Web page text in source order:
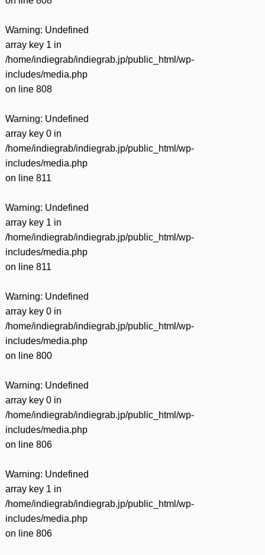
Warning: Undefined
array key 1 in
/home/indiegrab/indiegrab.jp/public_html/wp-
includes/media.php
on line 808
Warning: Undefined
array key 0 in
/home/indiegrab/indiegrab.jp/public_html/wp-
includes/media.php
on line 811
Warning: Undefined
array key 1 in
/home/indiegrab/indiegrab.jp/public_html/wp-
includes/media.php
on line 811
Warning: Undefined
array key 0 in
/home/indiegrab/indiegrab.jp/public_html/wp-
includes/media.php
on line 800
Warning: Undefined
array key 0 in
/home/indiegrab/indiegrab.jp/public_html/wp-
includes/media.php
on line 806
Warning: Undefined
array key 1 in
/home/indiegrab/indiegrab.jp/public_html/wp-
includes/media.php
on line 806